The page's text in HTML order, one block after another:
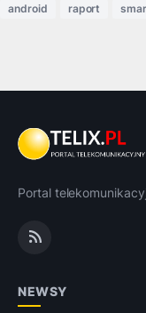
android raport
Portal
NEWSY